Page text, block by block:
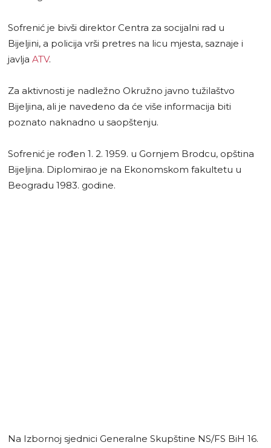
Sofrenić je bivši direktor Centra za socijalni rad u
Bijeljini, a policija vrši pretres na licu mjesta, saznaje i
javlja ATV.
Za aktivnosti je nadležno Okružno javno tužilaštvo
Bijeljina, ali je navedeno da će više informacija biti
poznato naknadno u saopštenju.
Sofrenić je rođen 1. 2. 1959. u Gornjem Brodcu, opština
Bijeljina. Diplomirao je na Ekonomskom fakultetu u
Beogradu 1983. godine.
Na Izbornoj sjednici Generalne Skupštine NS/FS BiH 16.